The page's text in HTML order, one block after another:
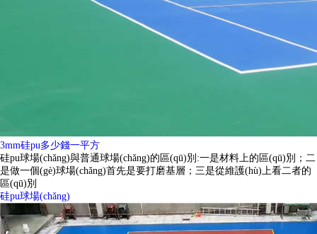
3mm硅pu多少錢一平方
硅pu球場(chǎng)與普通球場(chǎng)的區(qū)別:一是材料上的區(qū)別；二
是做一個(gè)球場(chǎng)首先是要打磨基層；三是從維護(hù)上看二者的
區(qū)別
硅pu球場(chǎng)